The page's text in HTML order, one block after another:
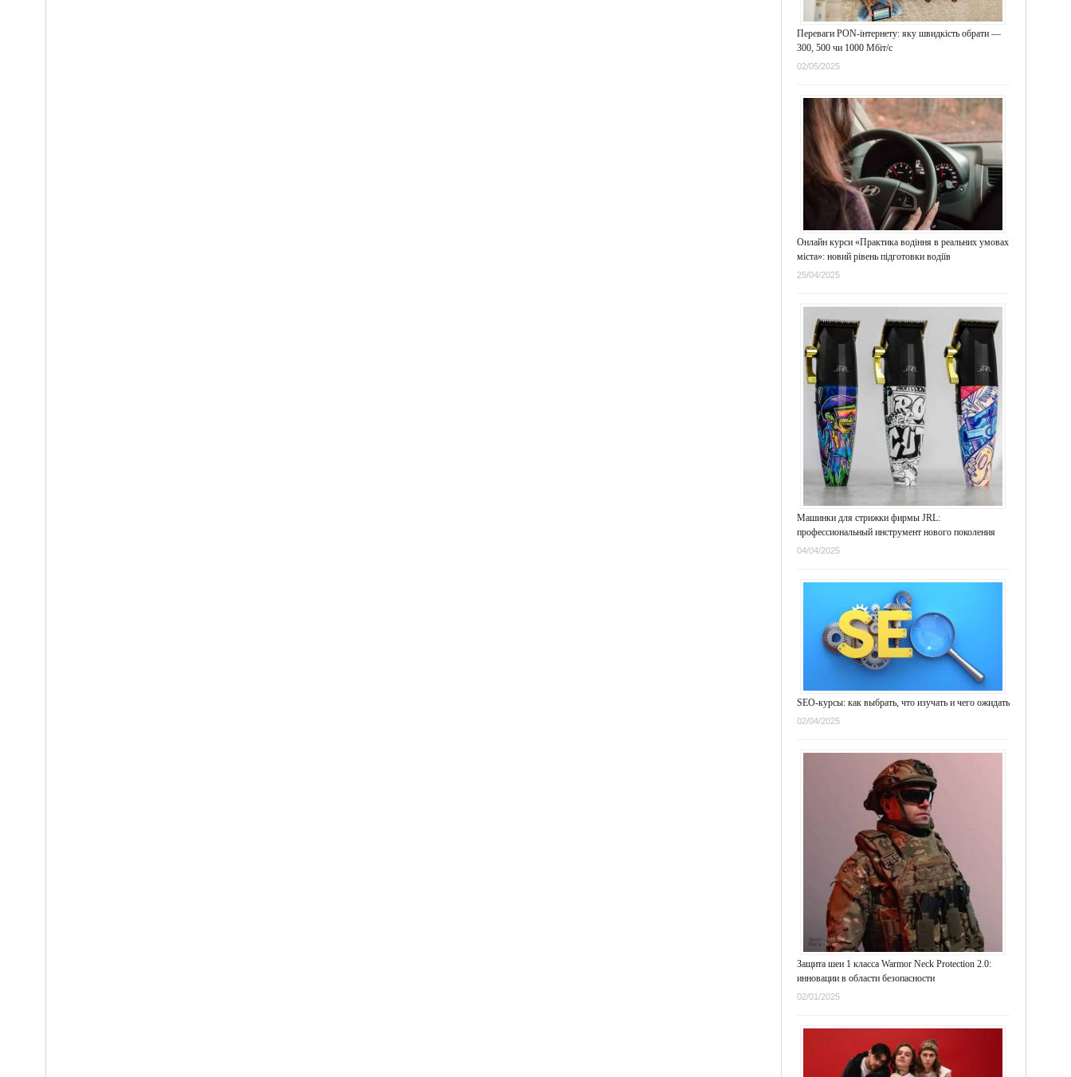
Переваги PON-інтернету: яку швидкість обрати —
300, 500 чи 1000 Мбіт/с
02/05/2025
Онлайн курси «Практика водіння в реальних умовах
міста»: новий рівень підготовки водіїв
25/04/2025
Машинки для стрижки фирмы JRL:
профессиональный инструмент нового поколения
04/04/2025
SEO-курсы: как выбрать, что изучать и чего ожидать
02/04/2025
Защита шеи 1 класса Warmor Neck Protection 2.0:
инновации в области безопасности
02/01/2025